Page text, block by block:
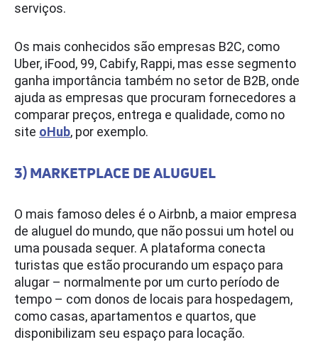
serviços.
Os mais conhecidos são empresas B2C, como
Uber, iFood, 99, Cabify, Rappi, mas esse segmento
ganha importância também no setor de B2B, onde
ajuda as empresas que procuram fornecedores a
comparar preços, entrega e qualidade, como no
site oHub, por exemplo.
3) MARKETPLACE DE ALUGUEL
O mais famoso deles é o Airbnb, a maior empresa
de aluguel do mundo, que não possui um hotel ou
uma pousada sequer. A plataforma conecta
turistas que estão procurando um espaço para
alugar – normalmente por um curto período de
tempo – com donos de locais para hospedagem,
como casas, apartamentos e quartos, que
disponibilizam seu espaço para locação.